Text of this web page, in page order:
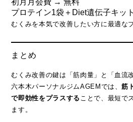
プロテイン1袋＋Diet遺伝子キッ
むくみを本気で改善したい方に最適な
まとめ
むくみ改善の鍵は「筋肉量」と「血流
六本木パーソナルジムAGEMでは、筋
で即効性をプラスする ことで、最短で
ます。